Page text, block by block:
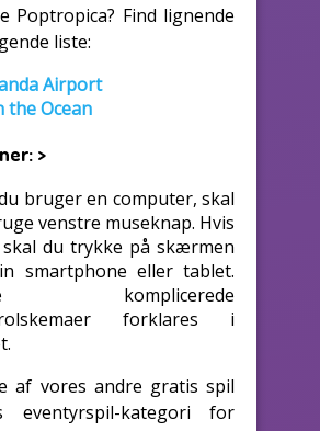
Poptropica? Find lignende
liste:
Airport
the Ocean
>
bruger en computer, skal
venstre museknap. Hvis
skal du trykke på skærmen
smartphone eller tablet.
komplicerede
forklares i
af vores andre gratis spil
eventyrspil-kategori for